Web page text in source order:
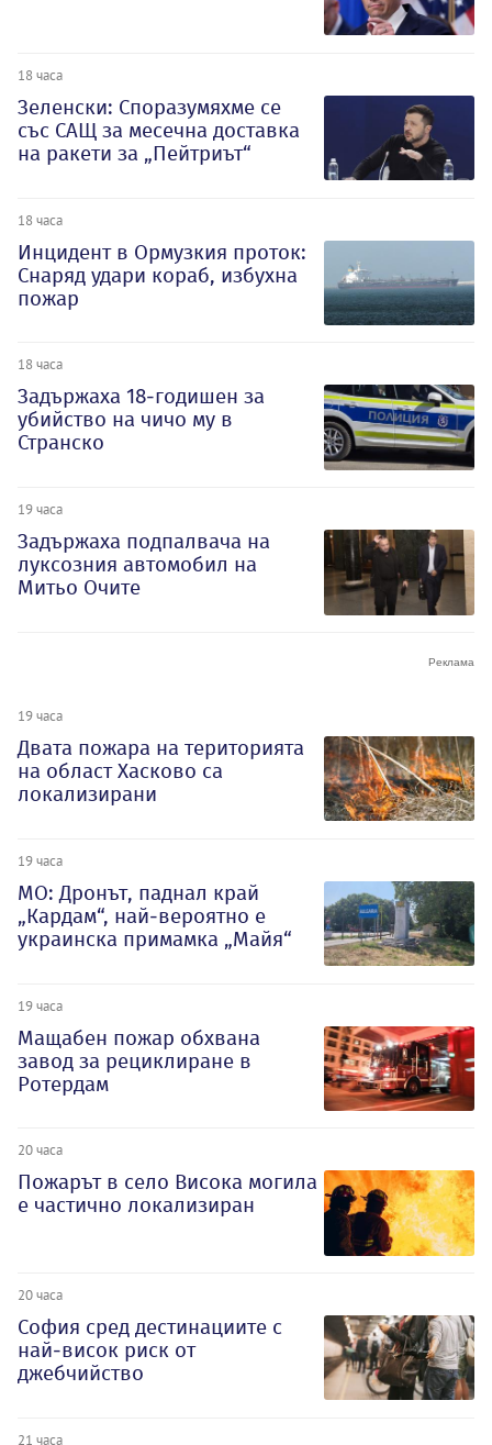
18 часа
Зеленски: Споразумяхме се
със САЩ за месечна доставка
на ракети за „Пейтриът“
18 часа
Инцидент в Ормузкия проток:
Снаряд удари кораб, избухна
пожар
18 часа
Задържаха 18-годишен за
убийство на чичо му в
Странско
19 часа
Задържаха подпалвача на
луксозния автомобил на
Митьо Очите
19 часа
Двата пожара на територията
на област Хасково са
локализирани
19 часа
МО: Дронът, паднал край
„Кардам“, най-вероятно е
украинска примамка „Майя“
19 часа
Мащабен пожар обхвана
завод за рециклиране в
Ротердам
20 часа
Пожарът в село Висока могила
е частично локализиран
20 часа
София сред дестинациите с
най-висок риск от
джебчийство
21 часа